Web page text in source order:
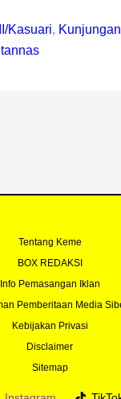
Kasuari,
Tentang Keme
BOX REDAKSI
Info Pemasangan Iklan
Pemberitaan Media
Kebijakan Privasi
Disclaimer
Sitemap